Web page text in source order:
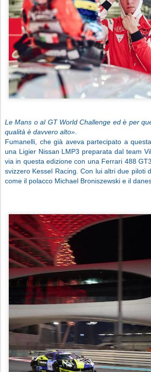
Le Mans o al GT World Challenge ed è per
qualità è davvero alto».
Fumanelli, che già aveva partecipato a
una Ligier Nissan LMP3 preparata dal team
via in questa edizione con una Ferrari 488
svizzero Kessel Racing. Con lui altri due piloti
come il polacco Michael Broniszewski e il